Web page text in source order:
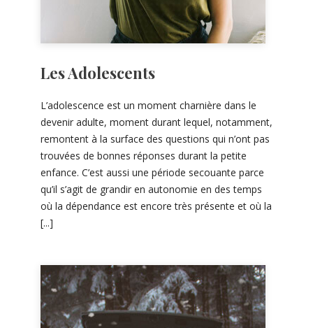
Les Adolescents
L’adolescence est un moment charnière dans le
devenir adulte, moment durant lequel, notamment,
remontent à la surface des questions qui n’ont pas
trouvées de bonnes réponses durant la petite
enfance. C’est aussi une période secouante parce
qu’il s’agit de grandir en autonomie en des temps
où la dépendance est encore très présente et où la
[...]